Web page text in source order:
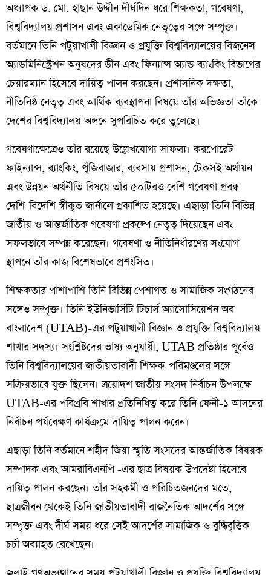
অধ্যাপক ড. মো. হাছান উদ্দীন দীর্ঘদিন ধরে শিক্ষকতা, গবেষণা,
বিশ্ববিদ্যালয় প্রশাসন এবং একাডেমিক নেতৃত্বের সঙ্গে সম্পৃক্ত।
বর্তমানে তিনি পটুয়াখালী বিজ্ঞান ও প্রযুক্তি বিশ্ববিদ্যালয়ের বিজনেস
অ্যাডমিনিস্ট্রেশন অনুষদের ডীন এবং ফিন্যান্স অ্যান্ড ব্যাংকিং বিভাগের
চেয়ারম্যান হিসেবে দায়িত্ব পালন করছেন। প্রশাসনিক দক্ষতা,
নীতিনিষ্ঠ নেতৃত্ব এবং আর্থিক ব্যবস্থাপনা বিষয়ে তাঁর অভিজ্ঞতা তাঁকে
দেশের বিশ্ববিদ্যালয় অঙ্গনে সুপরিচিত করে তুলেছে।
গবেষণাক্ষেত্রেও তাঁর রয়েছে উল্লেখযোগ্য সাফল্য। করপোরেট
ফাইন্যান্স, ব্যাংকিং, পুঁজিবাজার, ব্যবসায় প্রশাসন, টেকসই অর্থায়ন
এবং উন্নয়ন অর্থনীতি বিষয়ে তাঁর ৫০টিরও বেশি গবেষণা প্রবন্ধ
দেশি-বিদেশি স্বীকৃত জার্নালে প্রকাশিত হয়েছে। এছাড়া তিনি বিভিন্ন
জাতীয় ও আন্তর্জাতিক গবেষণা প্রকল্পে নেতৃত্ব দিয়েছেন এবং
সফলভাবে সম্পন্ন করেছেন। গবেষণা ও নীতিনির্ধারণের সংযোগ
স্থাপনে তাঁর কাজ বিশেষভাবে প্রশংসিত।
শিক্ষকতার পাশাপাশি তিনি বিভিন্ন পেশাগত ও সামাজিক সংগঠনের
সঙ্গেও সম্পৃক্ত। তিনি ইউনিভার্সিটি টিচার্স অ্যাসোসিয়েশন অব
বাংলাদেশ (UTAB)-এর পটুয়াখালী বিজ্ঞান ও প্রযুক্তি বিশ্ববিদ্যালয়
শাখার সদস্য। সংশ্লিষ্টদের ভাষ্য অনুযায়ী, UTAB প্রতিষ্ঠার পূর্বেও
তিনি বিশ্ববিদ্যালয়ের জাতীয়তাবাদী শিক্ষক-পরিমণ্ডলের সঙ্গে
সক্রিয়ভাবে যুক্ত ছিলেন। ত্রয়োদশ জাতীয় সংসদ নির্বাচন উপলক্ষে
UTAB-এর পবিপ্রবি শাখার প্রতিনিধিত্ব করে তিনি ফেনী-১ আসনের
নির্বাচন পর্যবেক্ষণ কার্যক্রমে দায়িত্ব পালন করেন।
এছাড়া তিনি বর্তমানে শহীদ জিয়া স্মৃতি সংসদের আন্তর্জাতিক বিষয়ক
সম্পাদক এবং আমরাবিএনপি -এর ছাত্র বিষয়ক উপদেষ্টা হিসেবে
দায়িত্ব পালন করছেন। তাঁর সহকর্মী ও পরিচিতজনদের মতে,
ছাত্রজীবন থেকেই তিনি জাতীয়তাবাদী রাজনৈতিক আদর্শের সঙ্গে
সম্পৃক্ত এবং দীর্ঘ সময় ধরে সেই আদর্শের সামাজিক ও বুদ্ধিবৃত্তিক
চর্চা অব্যাহত রেখেছেন।